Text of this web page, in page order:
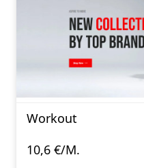
Workout
10,6 €/M.